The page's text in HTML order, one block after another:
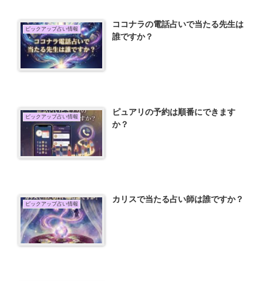
ピックアップ占い情報
ココナラの電話占いで当たる先生は
誰ですか？
ピックアップ占い情報
ピュアリの予約は順番にできます
か？
ピックアップ占い情報 カリスで当たる占い師は誰ですか？